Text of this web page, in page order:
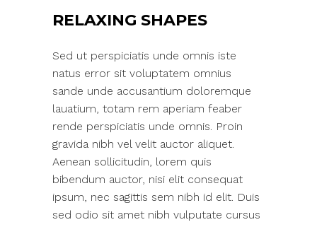
RELAXING SHAPES
Sed ut perspiciatis unde omnis iste
natus error sit voluptatem omnius
sande unde accusantium doloremque
lauatium, totam rem aperiam feaber
rende perspiciatis unde omnis. Proin
gravida nibh vel velit auctor aliquet.
Aenean sollicitudin, lorem quis
bibendum auctor, nisi elit consequat
ipsum, nec sagittis sem nibh id elit. Duis
sed odio sit amet nibh vulputate cursus